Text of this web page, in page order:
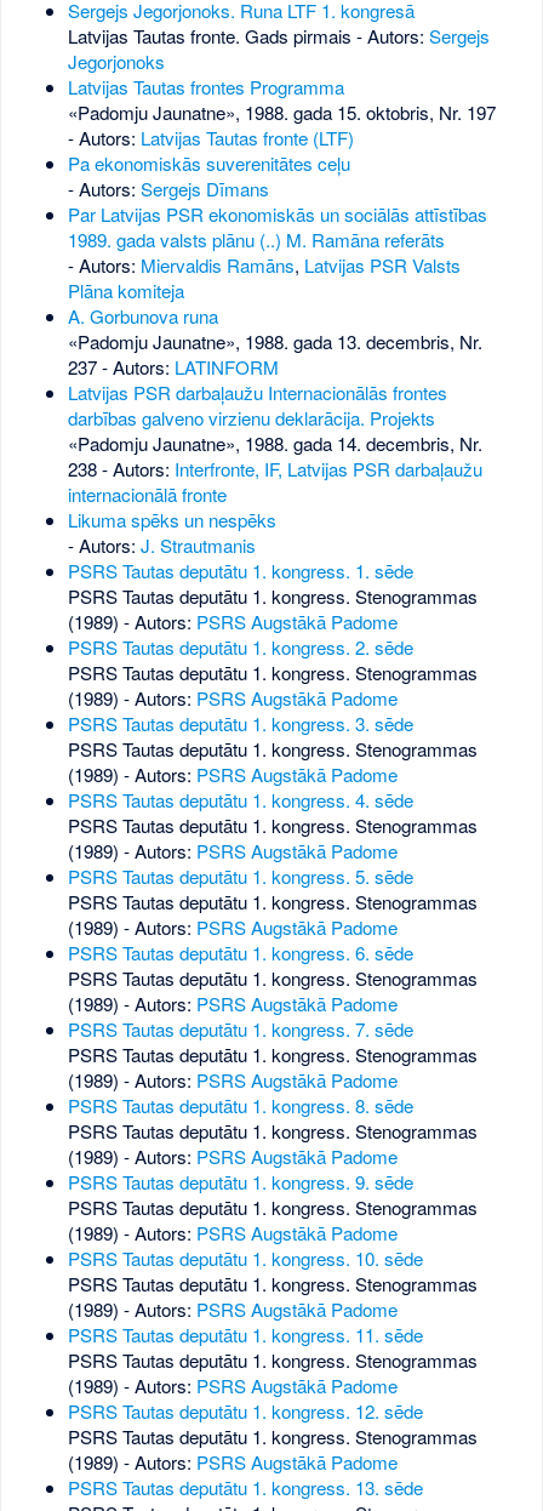
Sergejs Jegorjonoks. Runa LTF 1. kongresā
Latvijas Tautas fronte. Gads pirmais - Autors: Sergejs
Jegorjonoks
Latvijas Tautas frontes Programma
«Padomju Jaunatne», 1988. gada 15. oktobris, Nr. 197
- Autors: Latvijas Tautas fronte (LTF)
Pa ekonomiskās suverenitātes ceļu
- Autors: Sergejs Dīmans
Par Latvijas PSR ekonomiskās un sociālās attīstības
1989. gada valsts plānu (..) M. Ramāna referāts
- Autors: Miervaldis Ramāns, Latvijas PSR Valsts
Plāna komiteja
A. Gorbunova runa
«Padomju Jaunatne», 1988. gada 13. decembris, Nr.
237- Autors: LATINFORM
Latvijas PSR darbaļaužu Internacionālās frontes
darbības galveno virzienu deklarācija. Projekts
«Padomju Jaunatne», 1988. gada 14. decembris, Nr.
238- Autors: Interfronte, IF, Latvijas PSR darbaļaužu
internacionālā fronte
Likuma spēks un nespēks
- Autors: J. Strautmanis
PSRS Tautas deputātu 1. kongress. 1. sēde
PSRS Tautas deputātu 1. kongress. Stenogrammas
(1989) - Autors: PSRS Augstākā Padome
PSRS Tautas deputātu 1. kongress. 2. sēde
PSRS Tautas deputātu 1. kongress. Stenogrammas
(1989) - Autors: PSRS Augstākā Padome
PSRS Tautas deputātu 1. kongress. 3. sēde
PSRS Tautas deputātu 1. kongress. Stenogrammas
(1989) - Autors: PSRS Augstākā Padome
PSRS Tautas deputātu 1. kongress. 4. sēde
PSRS Tautas deputātu 1. kongress. Stenogrammas
(1989) - Autors: PSRS Augstākā Padome
PSRS Tautas deputātu 1. kongress. 5. sēde
PSRS Tautas deputātu 1. kongress. Stenogrammas
(1989) - Autors: PSRS Augstākā Padome
PSRS Tautas deputātu 1. kongress. 6. sēde
PSRS Tautas deputātu 1. kongress. Stenogrammas
(1989) - Autors: PSRS Augstākā Padome
PSRS Tautas deputātu 1. kongress. 7. sēde
PSRS Tautas deputātu 1. kongress. Stenogrammas
(1989) - Autors: PSRS Augstākā Padome
PSRS Tautas deputātu 1. kongress. 8. sēde
PSRS Tautas deputātu 1. kongress. Stenogrammas
(1989) - Autors: PSRS Augstākā Padome
PSRS Tautas deputātu 1. kongress. 9. sēde
PSRS Tautas deputātu 1. kongress. Stenogrammas
(1989) - Autors: PSRS Augstākā Padome
PSRS Tautas deputātu 1. kongress. 10. sēde
PSRS Tautas deputātu 1. kongress. Stenogrammas
(1989) - Autors: PSRS Augstākā Padome
PSRS Tautas deputātu 1. kongress. 11. sēde
PSRS Tautas deputātu 1. kongress. Stenogrammas
(1989) - Autors: PSRS Augstākā Padome
PSRS Tautas deputātu 1. kongress. 12. sēde
PSRS Tautas deputātu 1. kongress. Stenogrammas
(1989) - Autors: PSRS Augstākā Padome
PSRS Tautas deputātu 1. kongress. 13. sēde